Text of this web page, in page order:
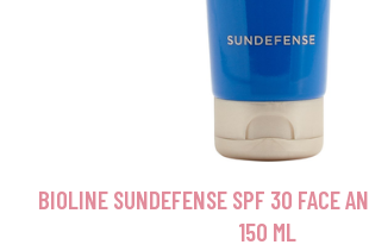
BIOLINE SUNDEFENSE SPF 30 FACE
150 ML